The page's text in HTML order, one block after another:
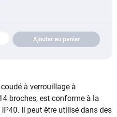
Ajouter au panier
à verrouillage à
broches, est conforme à la
Il peut être utilisé dans des